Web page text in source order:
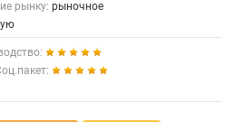
рынку: рыночное